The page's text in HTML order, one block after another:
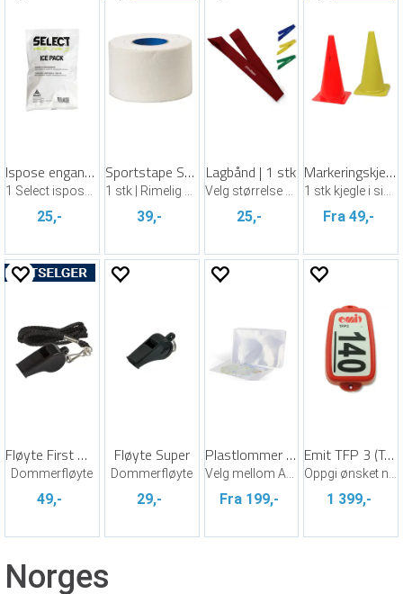
Ispose engangs | 1 stk
1 Select ispose til engangs bruk
25,-
Sportstape Select Coach 38 mm x 9 m
1 stk | Rimelig og god sportstape
39,-
Lagbånd | 1 stk
Velg størrelse og farge!
25,-
Markeringskjegle
1 stk kjegle i signalfarge
Fra 49,-
Fløyte First med snor
Dommerfløyte
49,-
Fløyte Super
Dommerfløyte
29,-
Plastlommer til kart
Velg mellom A4, A3 eller XL format
Fra 199,-
Emit TFP 3 (Touch-Free Pro 3)
Oppgi ønsket nummer 31-235
1 399,-
Norges